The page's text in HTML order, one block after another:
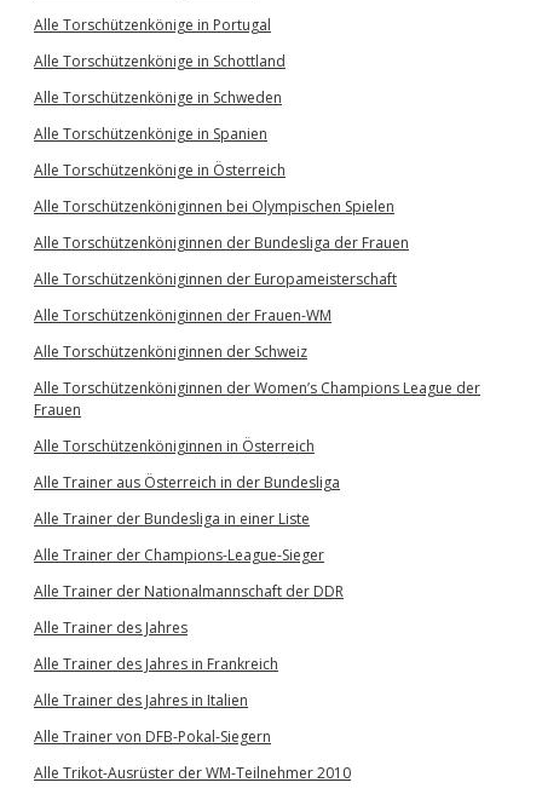
Alle Torschützenkönige in Portugal
Alle Torschützenkönige in Schottland
Alle Torschützenkönige in Schweden
Alle Torschützenkönige in Spanien
Alle Torschützenkönige in Österreich
Alle Torschützenköniginnen bei Olympischen Spielen
Alle Torschützenköniginnen der Bundesliga der Frauen
Alle Torschützenköniginnen der Europameisterschaft
Alle Torschützenköniginnen der Frauen-WM
Alle Torschützenköniginnen der Schweiz
Alle Torschützenköniginnen der Women’s Champions League der
Frauen
Alle Torschützenköniginnen in Österreich
Alle Trainer aus Österreich in der Bundesliga
Alle Trainer der Bundesliga in einer Liste
Alle Trainer der Champions-League-Sieger
Alle Trainer der Nationalmannschaft der DDR
Alle Trainer des Jahres
Alle Trainer des Jahres in Frankreich
Alle Trainer des Jahres in Italien
Alle Trainer von DFB-Pokal-Siegern
Alle Trikot-Ausrüster der WM-Teilnehmer 2010